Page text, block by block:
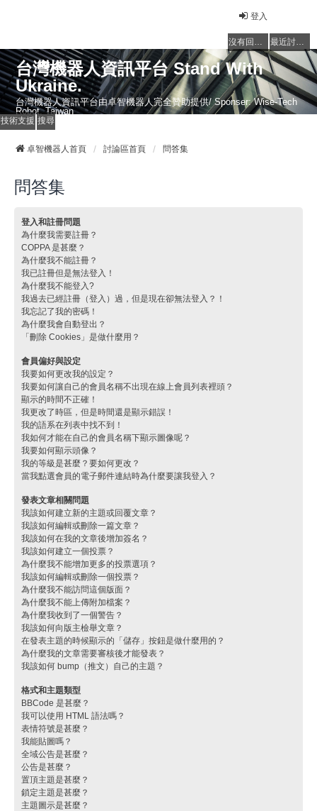
登入
沒有回覆的主題 最近討論的主題
台灣機器人資訊平台 Stand With
Ukraine.
台灣機器人資訊平台由卓智機器人完全贊助提供/ Sponser: Wise-Tech
Robot, Taiwan
技術支援 搜尋
卓智機器人首頁 討論區首頁 問答集
問答集
登入和註冊問題
為什麼我需要註冊？
COPPA 是甚麼？
為什麼我不能註冊？
我已註冊但是無法登入！
為什麼我不能登入?
我過去已經註冊（登入）過，但是現在卻無法登入？！
我忘記了我的密碼！
為什麼我會自動登出？
「刪除 Cookies」是做什麼用？
會員偏好與設定
我要如何更改我的設定？
我要如何讓自己的會員名稱不出現在線上會員列表裡頭？
顯示的時間不正確！
我更改了時區，但是時間還是顯示錯誤！
我的語系在列表中找不到！
我如何才能在自己的會員名稱下顯示圖像呢？
我要如何顯示頭像？
我的等級是甚麼？要如何更改？
當我點選會員的電子郵件連結時為什麼要讓我登入？
發表文章相關問題
我該如何建立新的主題或回覆文章？
我該如何編輯或刪除一篇文章？
我該如何在我的文章後增加簽名？
我該如何建立一個投票？
為什麼我不能增加更多的投票選項？
我該如何編輯或刪除一個投票？
為什麼我不能訪問這個版面？
為什麼我不能上傳附加檔案？
為什麼我收到了一個警告？
我該如何向版主檢舉文章？
在發表主題的時候顯示的「儲存」按鈕是做什麼用的？
為什麼我的文章需要審核後才能發表？
我該如何 bump（推文）自己的主題？
格式和主題類型
BBCode 是甚麼？
我可以使用 HTML 語法嗎？
表情符號是甚麼？
我能貼圖嗎？
全域公告是甚麼？
公告是甚麼？
置頂主題是甚麼？
鎖定主題是甚麼？
主題圖示是甚麼？